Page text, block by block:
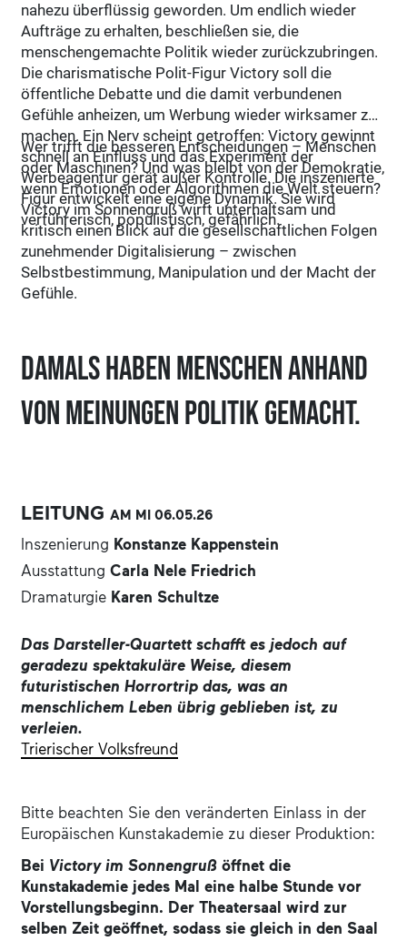
nahezu überflüssig geworden. Um endlich wieder
Aufträge zu erhalten, beschließen sie, die
menschengemachte Politik wieder zurückzubringen.
Die charismatische Polit-Figur Victory soll die
öffentliche Debatte und die damit verbundenen
Gefühle anheizen, um Werbung wieder wirksamer zu
machen. Ein Nerv scheint getroffen: Victory gewinnt
schnell an Einfluss und das Experiment der
Werbeagentur gerät außer Kontrolle. Die inszenierte
Figur entwickelt eine eigene Dynamik. Sie wird
verführerisch, populistisch, gefährlich.
Wer trifft die besseren Entscheidungen – Menschen
oder Maschinen? Und was bleibt von der Demokratie,
wenn Emotionen oder Algorithmen die Welt steuern?
Victory im Sonnengruß wirft unterhaltsam und
kritisch einen Blick auf die gesellschaftlichen Folgen
zunehmender Digitalisierung – zwischen
Selbstbestimmung, Manipulation und der Macht der
Gefühle.
Damals haben Menschen anhand
von Meinungen Politik gemacht.
LEITUNGAM MI06.05.26
Inszenierung Konstanze Kappenstein
Ausstattung Carla Nele Friedrich
Dramaturgie Karen Schultze
Das Darsteller-Quartett schafft es jedoch auf
geradezu spektakuläre Weise, diesem
futuristischen Horrortrip das, was an
menschlichem Leben übrig geblieben ist, zu
verleien.
Trierischer Volksfreund
Bitte beachten Sie den veränderten Einlass in der
Europäischen Kunstakademie zu dieser Produktion:
Bei Victory im Sonnengruß öffnet die
Kunstakademie jedes Mal eine halbe Stunde vor
Vorstellungsbeginn. Der Theatersaal wird zur
selben Zeit geöffnet, sodass sie gleich in den Saal